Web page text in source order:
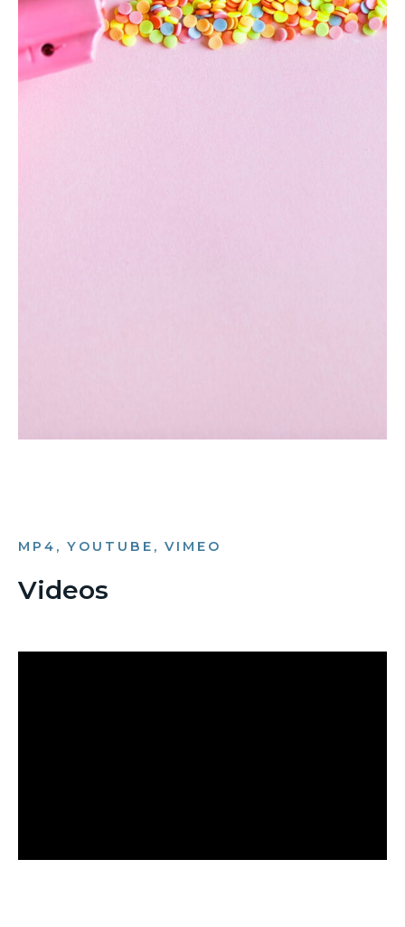
MP4, YOUTUBE, VIMEO
Videos